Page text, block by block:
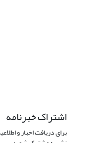
اشتراک خبرنامه
برای دریافت اخبار و